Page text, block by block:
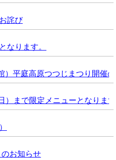
詫び
なります。
）平庭高原つつじまつり開催
）まで限定メニューとなりま
お知らせ